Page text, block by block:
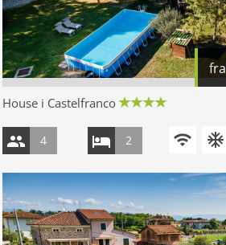
fra
House i Castelfranco
4 2